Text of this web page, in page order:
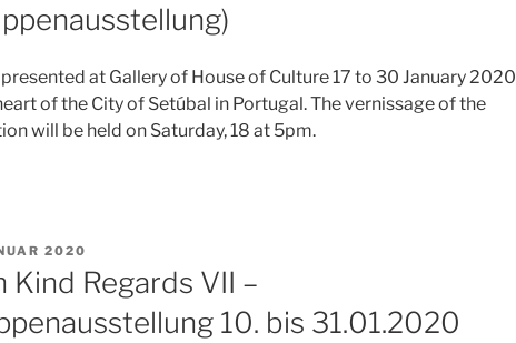
at Gallery of House of Culture 17 to 30 January 2020
of the City of Setúbal in Portugal. The vernissage of the
will be held on Saturday, 18 at 5pm.
2020
Kind Regards VII –
10. bis 31.01.2020